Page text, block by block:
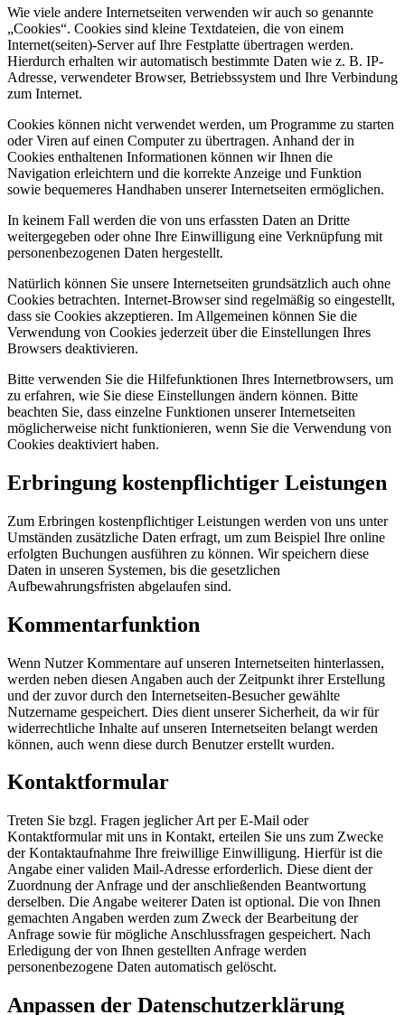
Wie viele andere Internetseiten verwenden wir auch so genannte
„Cookies“. Cookies sind kleine Textdateien, die von einem
Internet(seiten)-Server auf Ihre Festplatte übertragen werden.
Hierdurch erhalten wir automatisch bestimmte Daten wie z. B. IP-
Adresse, verwendeter Browser, Betriebssystem und Ihre Verbindung
zum Internet.
Cookies können nicht verwendet werden, um Programme zu starten
oder Viren auf einen Computer zu übertragen. Anhand der in
Cookies enthaltenen Informationen können wir Ihnen die
Navigation erleichtern und die korrekte Anzeige und Funktion
sowie bequemeres Handhaben unserer Internetseiten ermöglichen.
In keinem Fall werden die von uns erfassten Daten an Dritte
weitergegeben oder ohne Ihre Einwilligung eine Verknüpfung mit
personenbezogenen Daten hergestellt.
Natürlich können Sie unsere Internetseiten grundsätzlich auch ohne
Cookies betrachten. Internet-Browser sind regelmäßig so eingestellt,
dass sie Cookies akzeptieren. Im Allgemeinen können Sie die
Verwendung von Cookies jederzeit über die Einstellungen Ihres
Browsers deaktivieren.
Bitte verwenden Sie die Hilfefunktionen Ihres Internetbrowsers, um
zu erfahren, wie Sie diese Einstellungen ändern können. Bitte
beachten Sie, dass einzelne Funktionen unserer Internetseiten
möglicherweise nicht funktionieren, wenn Sie die Verwendung von
Cookies deaktiviert haben.
Erbringung kostenpflichtiger Leistungen
Zum Erbringen kostenpflichtiger Leistungen werden von uns unter
Umständen zusätzliche Daten erfragt, um zum Beispiel Ihre online
erfolgten Buchungen ausführen zu können. Wir speichern diese
Daten in unseren Systemen, bis die gesetzlichen
Aufbewahrungsfristen abgelaufen sind.
Kommentarfunktion
Wenn Nutzer Kommentare auf unseren Internetseiten hinterlassen,
werden neben diesen Angaben auch der Zeitpunkt ihrer Erstellung
und der zuvor durch den Internetseiten-Besucher gewählte
Nutzername gespeichert. Dies dient unserer Sicherheit, da wir für
widerrechtliche Inhalte auf unseren Internetseiten belangt werden
können, auch wenn diese durch Benutzer erstellt wurden.
Kontaktformular
Treten Sie bzgl. Fragen jeglicher Art per E-Mail oder
Kontaktformular mit uns in Kontakt, erteilen Sie uns zum Zwecke
der Kontaktaufnahme Ihre freiwillige Einwilligung. Hierfür ist die
Angabe einer validen Mail-Adresse erforderlich. Diese dient der
Zuordnung der Anfrage und der anschließenden Beantwortung
derselben. Die Angabe weiterer Daten ist optional. Die von Ihnen
gemachten Angaben werden zum Zweck der Bearbeitung der
Anfrage sowie für mögliche Anschlussfragen gespeichert. Nach
Erledigung der von Ihnen gestellten Anfrage werden
personenbezogene Daten automatisch gelöscht.
Anpassen der Datenschutzerklärung